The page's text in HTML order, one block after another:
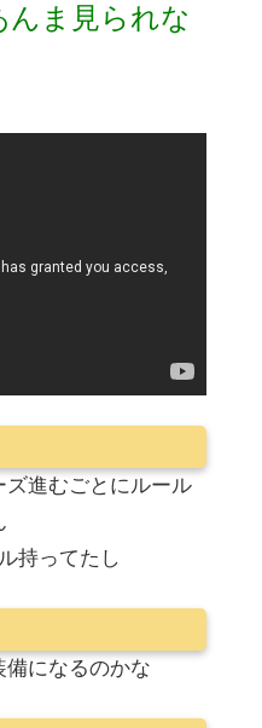
ま見られな
進むごとにルール
持ってたし
になるのかな